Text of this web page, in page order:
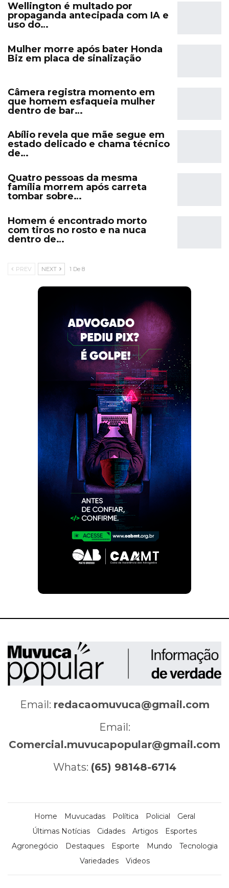
Wellington é multado por
propaganda antecipada com IA e
uso do…
Mulher morre após bater Honda
Biz em placa de sinalização
Câmera registra momento em
que homem esfaqueia mulher
dentro de bar…
Abílio revela que mãe segue em
estado delicado e chama técnico
de…
Quatro pessoas da mesma
família morrem após carreta
tombar sobre…
Homem é encontrado morto
com tiros no rosto e na nuca
dentro de…
PREV NEXT 1 De 8
Email: redacaomuvuca@gmail.com
Email:
Comercial.muvucapopular@gmail.com
Whats: (65) 98148-6714
Home Muvucadas Política Policial
Geral
Últimas Notícias
Cidades Artigos
Esportes
Agronegócio
Destaques Esporte Mundo
Tecnologia
Variedades
Videos